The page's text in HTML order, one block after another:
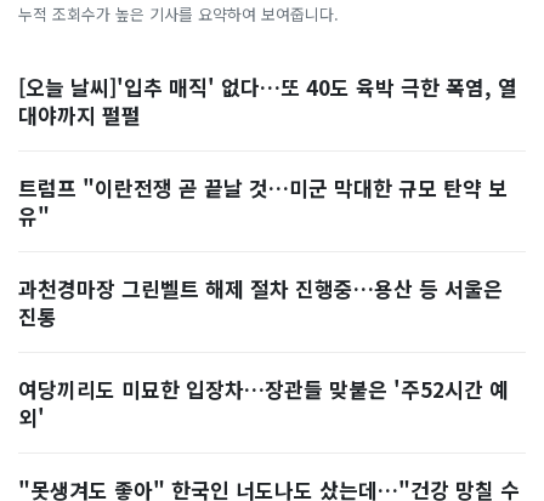
누적 조회수가 높은 기사를 요약하여 보여줍니다.
[오늘 날씨]'입추 매직' 없다…또 40도 육박 극한 폭염, 열
대야까지 펄펄
트럼프 "이란전쟁 곧 끝날 것…미군 막대한 규모 탄약 보
유"
과천경마장 그린벨트 해제 절차 진행중…용산 등 서울은
진통
여당끼리도 미묘한 입장차…장관들 맞붙은 '주52시간 예
외'
"못생겨도 좋아" 한국인 너도나도 샀는데…"건강 망칠 수